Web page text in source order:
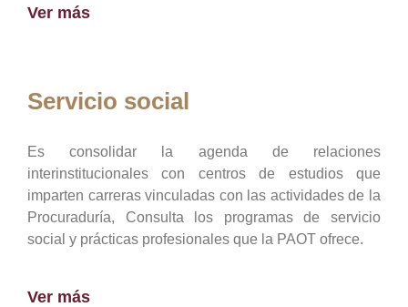
Ver más
Servicio social
Es consolidar la agenda de relaciones
interinstitucionales con centros de estudios que
imparten carreras vinculadas con las actividades de la
Procuraduría, Consulta los programas de servicio
social y prácticas profesionales que la PAOT ofrece.
Ver más